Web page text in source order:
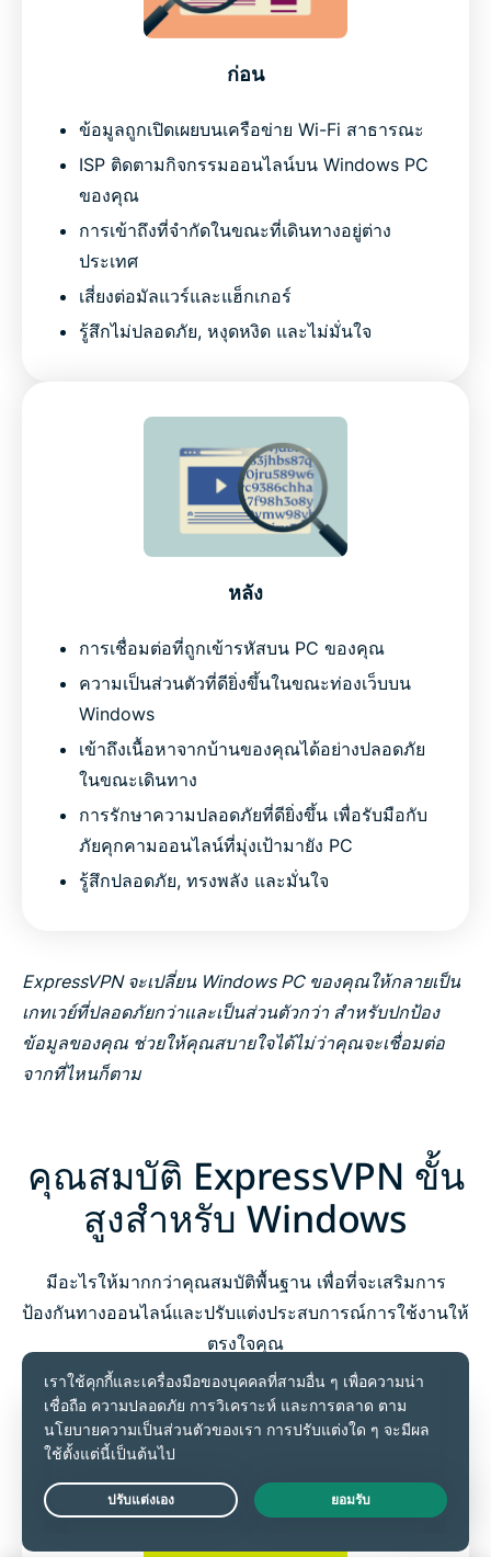
ก่อน
ข้อมูลถูกเปิดเผยบนเครือข่าย Wi-Fi สาธารณะ
ISP ติดตามกิจกรรมออนไลน์บน Windows PC
ของคุณ
การเข้าถึงที่จำกัดในขณะที่เดินทางอยู่ต่าง
ประเทศ
เสี่ยงต่อมัลแวร์และแฮ็กเกอร์
รู้สึกไม่ปลอดภัย, หงุดหงิด และไม่มั่นใจ
หลัง
การเชื่อมต่อที่ถูกเข้ารหัสบน PC ของคุณ
ความเป็นส่วนตัวที่ดียิ่งขึ้นในขณะท่องเว็บบน
Windows
เข้าถึงเนื้อหาจากบ้านของคุณได้อย่างปลอดภัย
ในขณะเดินทาง
การรักษาความปลอดภัยที่ดียิ่งขึ้น เพื่อรับมือกับ
ภัยคุกคามออนไลน์ที่มุ่งเป้ามายัง PC
รู้สึกปลอดภัย, ทรงพลัง และมั่นใจ
ExpressVPN จะเปลี่ยน Windows PC ของคุณให้กลายเป็น
เกทเวย์ที่ปลอดภัยกว่าและเป็นส่วนตัวกว่า สำหรับปกป้อง
ข้อมูลของคุณ ช่วยให้คุณสบายใจได้ไม่ว่าคุณจะเชื่อมต่อ
จากที่ไหนก็ตาม
คุณสมบัติ ExpressVPN ขั้น
สูงสำหรับ Windows
มีอะไรให้มากกว่าคุณสมบัติพื้นฐาน เพื่อที่จะเสริมการ
ป้องกันทางออนไลน์และปรับแต่งประสบการณ์การใช้งานให้
ตรงใจคุณ
Live Chat